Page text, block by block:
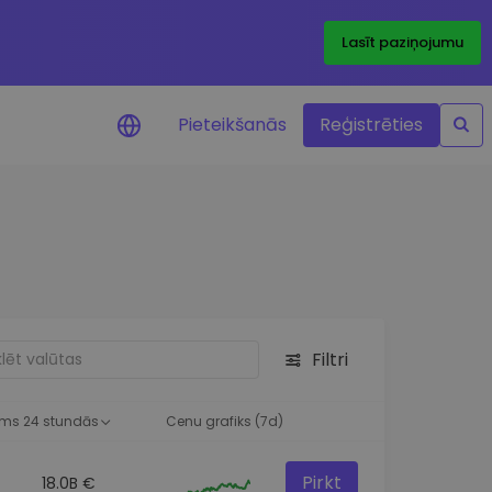
Lasīt paziņojumu
Pieteikšanās Reģistrēties
Filtri
24 stundās Cenu grafiks (7d)
18.0B € Pirkt